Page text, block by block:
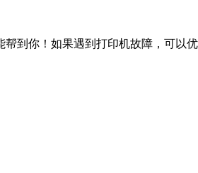
到你！如果遇到打印机故障，可以